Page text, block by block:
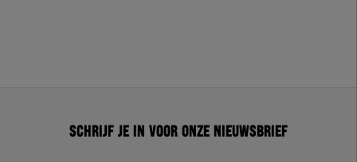
Schrijf je in voor onze nieuwsbrief